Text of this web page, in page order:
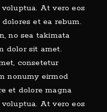
At vero eos
et ea rebum.
no sea takimata
dolor sit amet.
consetetur
nonumy eirmod
et dolore magna
At vero eos